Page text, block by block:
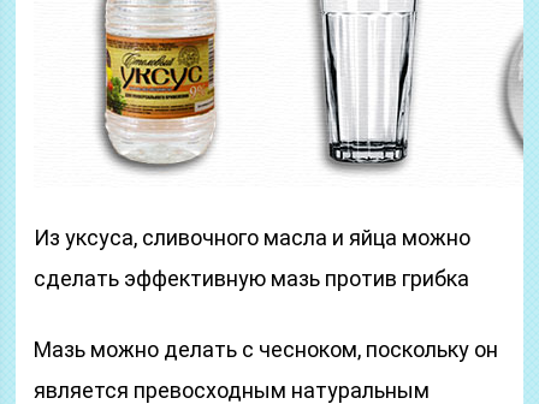
Из уксуса, сливочного масла и яйца можно
сделать эффективную мазь против грибка
Мазь можно делать с чесноком, поскольку он
является превосходным натуральным